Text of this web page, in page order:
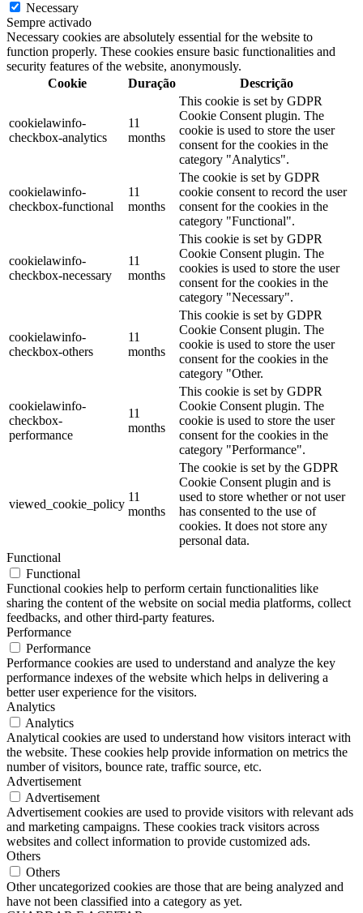
Necessary
Sempre activado
Necessary cookies are absolutely essential for the website to
function properly. These cookies ensure basic functionalities and
security features of the website, anonymously.
Cookie
Duração Descrição
cookielawinfo-
checkbox-analytics
11
months
This cookie is set by GDPR
Cookie Consent plugin. The
cookie is used to store the user
consent for the cookies in the
category "Analytics".
cookielawinfo-
checkbox-functional
11
months
The cookie is set by GDPR
cookie consent to record the user
consent for the cookies in the
category "Functional".
cookielawinfo-
checkbox-necessary
11
months
This cookie is set by GDPR
Cookie Consent plugin. The
cookies is used to store the user
consent for the cookies in the
category "Necessary".
cookielawinfo-
checkbox-others
11
months
This cookie is set by GDPR
Cookie Consent plugin. The
cookie is used to store the user
consent for the cookies in the
category "Other.
cookielawinfo-
checkbox-
performance
11
months
This cookie is set by GDPR
Cookie Consent plugin. The
cookie is used to store the user
consent for the cookies in the
category "Performance".
viewed_cookie_policy
11
months
The cookie is set by the GDPR
Cookie Consent plugin and is
used to store whether or not user
has consented to the use of
cookies. It does not store any
personal data.
Functional
Functional
Functional cookies help to perform certain functionalities like
sharing the content of the website on social media platforms, collect
feedbacks, and other third-party features.
Performance
Performance
Performance cookies are used to understand and analyze the key
performance indexes of the website which helps in delivering a
better user experience for the visitors.
Analytics
Analytics
Analytical cookies are used to understand how visitors interact with
the website. These cookies help provide information on metrics the
number of visitors, bounce rate, traffic source, etc.
Advertisement
Advertisement
Advertisement cookies are used to provide visitors with relevant ads
and marketing campaigns. These cookies track visitors across
websites and collect information to provide customized ads.
Others
Others
Other uncategorized cookies are those that are being analyzed and
have not been classified into a category as yet.